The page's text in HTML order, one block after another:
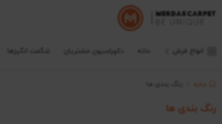
انواع فرش خانه دکوراسیون مشتریان شگفت انگیزها
خانه رنگ بندی ها
رنگ بندی ها